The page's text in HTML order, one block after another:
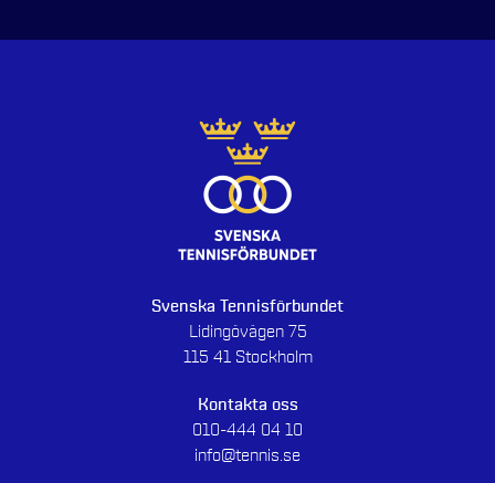
Svenska Tennisförbundet
Lidingövägen 75
115 41 Stockholm
Kontakta oss
010-444 04 10
info@tennis.se